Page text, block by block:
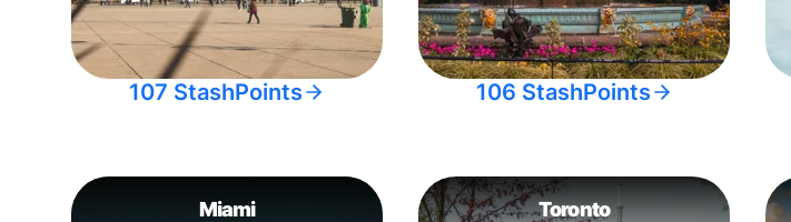
107 StashPoints 106 StashPoints
Miami Toronto